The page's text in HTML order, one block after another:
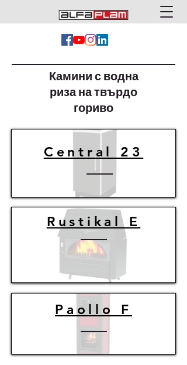
Paollo F
Rustikal E
Central 23
Камини с водна
риза на твърдо
гориво